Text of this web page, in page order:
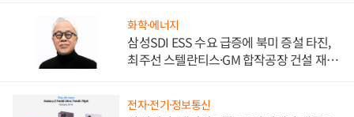
화학·에너지
삼성SDI ESS 수요 급증에 북미 증설 타진,
최주선 스텔란티스·GM 합작공장 건설 재추
전자·전기·정보통신